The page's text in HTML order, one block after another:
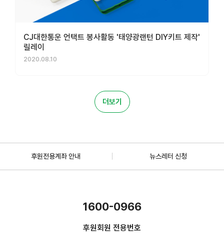
CJ대한통운 언택트 봉사활동 '태양광랜턴 DIY키트 제작'
릴레이
2020.08.10
더보기
후원전용계좌 안내 뉴스레터 신청
1600-0966
후원회원 전용번호